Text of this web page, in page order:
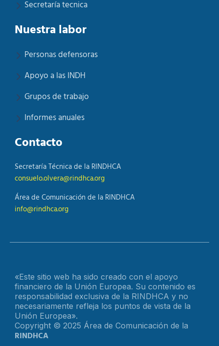
Secretaría tecnica
Nuestra labor
Personas defensoras
Apoyo a las INDH
Grupos de trabajo
Informes anuales
Contacto
Secretaría Técnica de la RINDHCA
consuelo.olvera@rindhca.org
Área de Comunicación de la RINDHCA
info@rindhca.org
«Este sitio web ha sido creado con el apoyo
financiero de la Unión Europea. Su contenido es
responsabilidad exclusiva de la RINDHCA y no
necesariamente refleja los puntos de vista de la
Unión Europea».
Copyright © 2025 Área de Comunicación de la
RINDHCA